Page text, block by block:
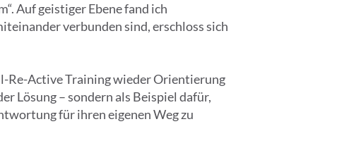
Auf geistiger Ebene fand ich
verbunden sind, erschloss sich
Re-Active Training wieder Orientierung
Lösung – sondern als Beispiel dafür,
für ihren eigenen Weg zu